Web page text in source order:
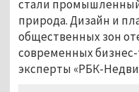
стали
природа. Дизайн и
общественных зон
современных
эксперты «РБК-